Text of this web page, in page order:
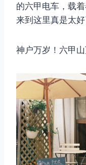
的六甲电车，载
来到这里真是太好
神户万岁！六甲山